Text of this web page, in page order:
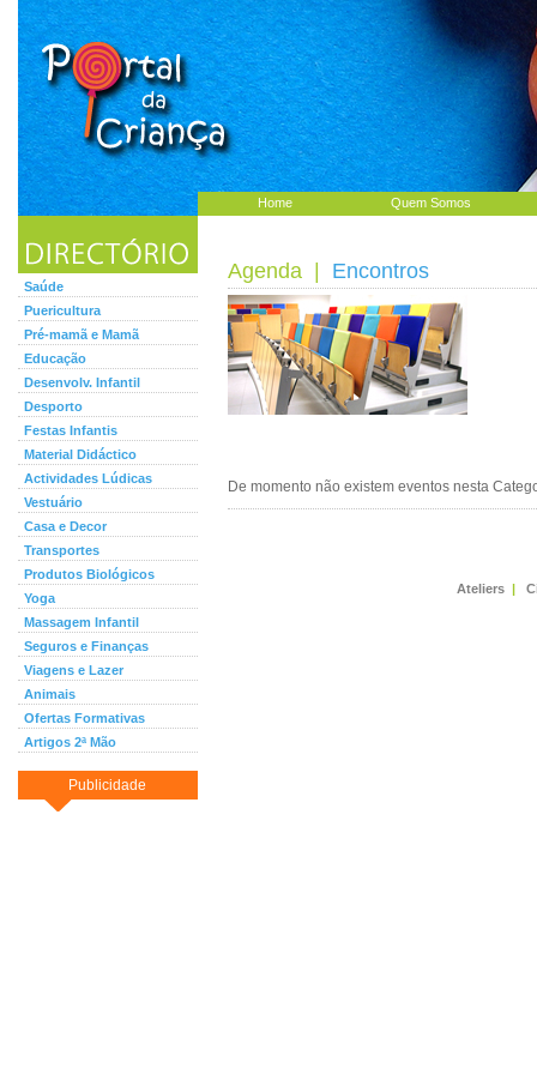
Home Quem Somos
Saúde
Puericultura
Pré-mamã e Mamã
Educação
Desenvolv. Infantil
Desporto
Festas Infantis
Material Didáctico
Actividades Lúdicas
Vestuário
Casa e Decor
Transportes
Produtos Biológicos
Yoga
Massagem Infantil
Seguros e Finanças
Viagens e Lazer
Animais
Ofertas Formativas
Artigos 2ª Mão
Publicidade
Agenda Encontros
De momento não existem eventos nesta
Ateliers |